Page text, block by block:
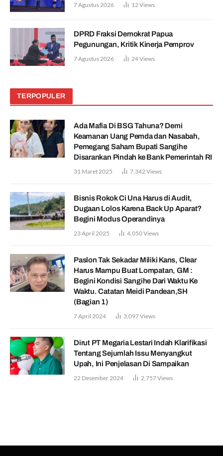
7 Agustus 2026 12 Views
DPRD Fraksi Demokrat Papua
Pegunungan, Kritik Kinerja Pemprov
7 Agustus 2026 24Views
TERPOPULER
Ada Mafia Di BSG Tahuna? Demi
Keamanan Uang Pemda dan Nasabah,
Pemegang Saham Bupati Sangihe
Disarankan Pindah ke Bank Pemerintah RI
31 Maret 2025 7,342 Views
Bisnis Rokok Ci Una Harus di Audit,
Dugaan Lolos Karena Back Up Aparat?
Begini Modus Operandinya
23 April 2025 4,050Views
Paslon Tak Sekadar Miliki Kans, Clear
Harus Mampu Buat Lompatan, GM :
Begini Kondisi Sangihe Dari Waktu Ke
Waktu. Catatan Meidi Pandean,SH
(Bagian 1)
7 April 2024 3,097Views
Dirut PT Megaria Lestari Indah Klarifikasi
Tentang Sejumlah Issu Menyangkut
Upah, Ini Penjelasan Di Sampaikan
22 Desember 2024 2,757Views